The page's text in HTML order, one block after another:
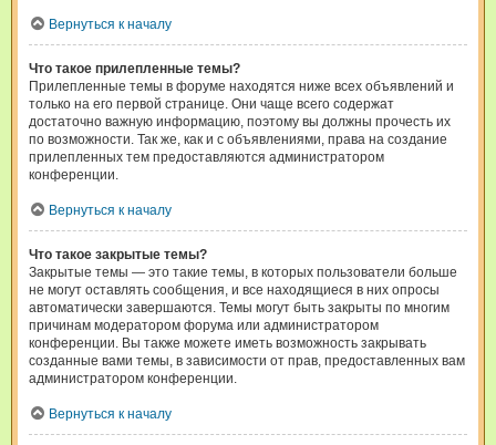
Вернуться к началу
Что такое прилепленные темы?
Прилепленные темы в форуме находятся ниже всех объявлений и
только на его первой странице. Они чаще всего содержат
достаточно важную информацию, поэтому вы должны прочесть их
по возможности. Так же, как и с объявлениями, права на создание
прилепленных тем предоставляются администратором
конференции.
Вернуться к началу
Что такое закрытые темы?
Закрытые темы — это такие темы, в которых пользователи больше
не могут оставлять сообщения, и все находящиеся в них опросы
автоматически завершаются. Темы могут быть закрыты по многим
причинам модератором форума или администратором
конференции. Вы также можете иметь возможность закрывать
созданные вами темы, в зависимости от прав, предоставленных вам
администратором конференции.
Вернуться к началу